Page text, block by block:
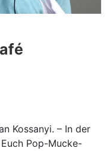
Kossanyi. – In der
Pop-Mucke-